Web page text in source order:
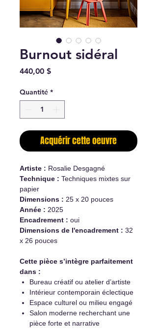
Burnout sidéral
440,00 $Prix
Quantité *
Acquérir cette oeuvre
Artiste : Rosalie Desgagné
Technique : Techniques mixtes sur
papier
Dimensions : 25 x 20 pouces
Année : 2025
Encadrement : oui
Dimensions de l'encadrement : 32
x 26 pouces
Cette pièce s’intègre parfaitement
dans :
Bureau créatif ou atelier d’artiste
Intérieur contemporain éclectique
Espace culturel ou milieu engagé
Salon moderne recherchant une
pièce forte et narrative